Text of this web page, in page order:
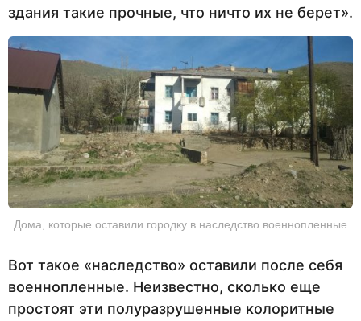
здания такие прочные, что ничто их не берет».
Дома, которые оставили городку в наследство военнопленные
Вот такое «наследство» оставили после себя
военнопленные. Неизвестно, сколько еще
простоят эти полуразрушенные колоритные